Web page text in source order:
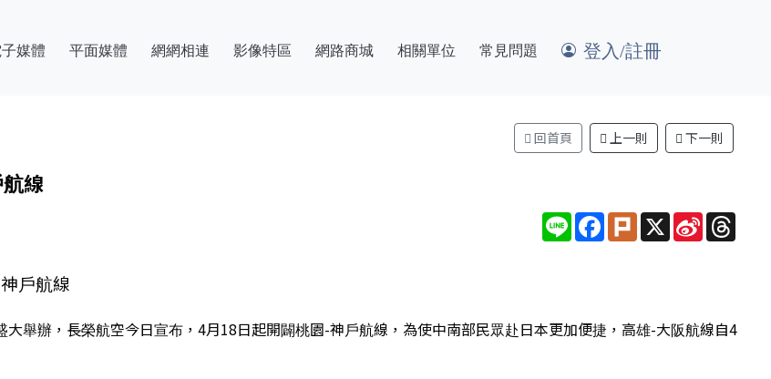
媒體 平面媒體 網網相連 影像特區 網路商城 相關單位 常見問題 登入/註冊
回首頁 上一則 下一則
線
Line Facebook
PlurkX Sina
Weibo
戶航線
舉辦，長榮航空今日宣布，4月18日起開闢桃園-神戶航線，為使中南部民眾赴日本更加便捷，高雄-大阪航線自4